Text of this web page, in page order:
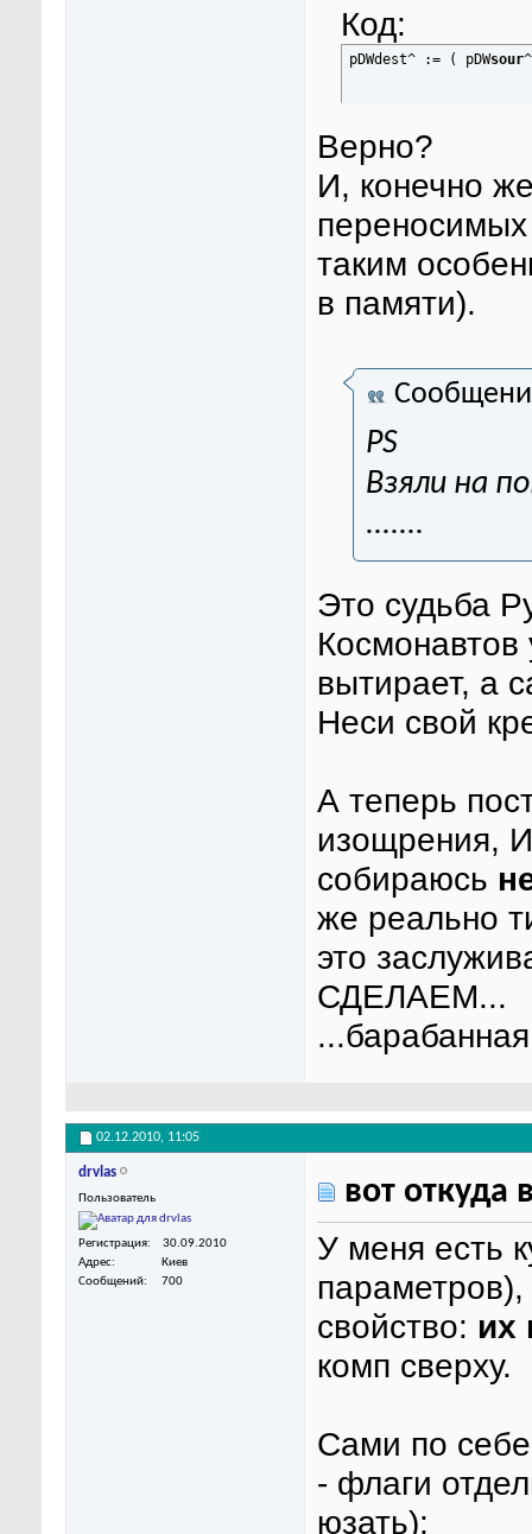
Код:
pDWdest^ := ( pDWsour
Верно?
И, конечно
таким
в памяти).
PS
Взяли на
.......
Это судьба
вытирает, а
Неси свой
А теперь
изощрения,
собираюсь
же реально
это
СДЕЛАЕМ...
02.12.2010, 11:05
drvlas
Пользователь
Регистрация
30.09.2010
Адрес
Киев
Сообщений
700
вот откуда
У меня есть
свойство: их
комп сверху.
Сами по
- флаги
юзать);